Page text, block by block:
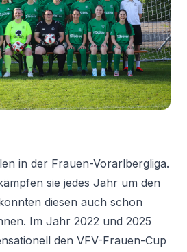
in der Frauen-Vorarlbergliga.
sie jedes Jahr um den
diesen auch schon
Im Jahr 2022 und 2025
den VFV-Frauen-Cup